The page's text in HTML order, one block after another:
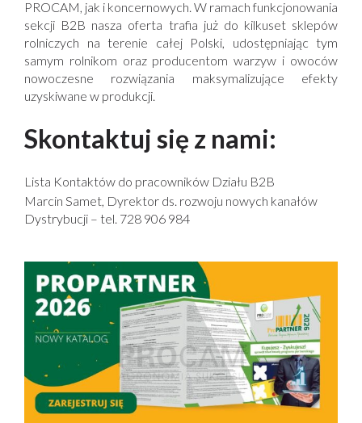
PROCAM, jak i koncernowych. W ramach funkcjonowania
sekcji B2B nasza oferta trafia już do kilkuset sklepów
rolniczych na terenie całej Polski, udostępniając tym
samym rolnikom oraz producentom warzyw i owoców
nowoczesne rozwiązania maksymalizujące efekty
uzyskiwane w produkcji.
Skontaktuj się z nami:
Lista Kontaktów do pracowników Działu B2B
Marcin Samet, Dyrektor ds. rozwoju nowych kanałów
Dystrybucji – tel. 728 906 984